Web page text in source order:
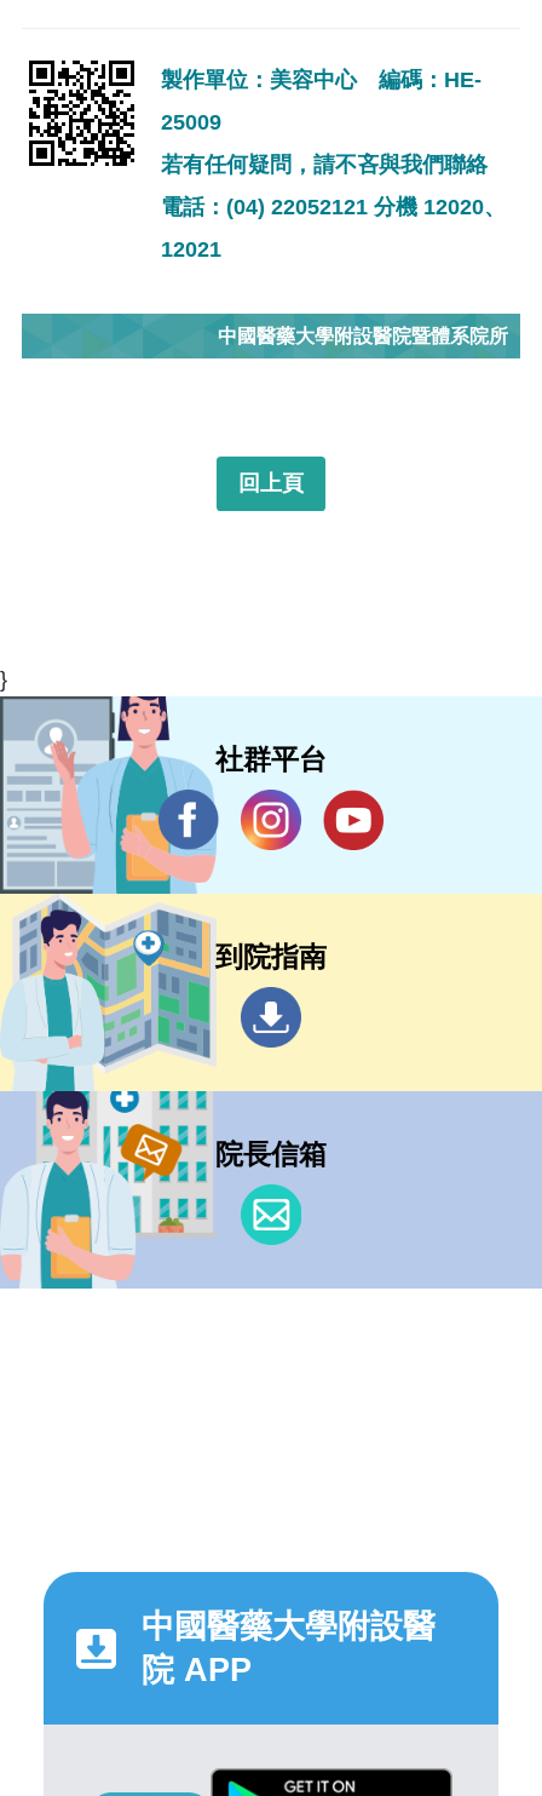
製作單位：美容中心 編碼：HE-
25009
若有任何疑問，請不吝與我們聯絡
電話：(04) 22052121 分機 12020、
12021
中國醫藥大學附設醫院暨體系院所
回上頁
}
社群平台
到院指南
院長信箱
中國醫藥大學附設醫
院 APP